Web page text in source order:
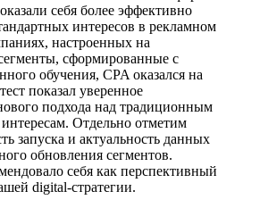
себя более эффективно
интересов в рекламном
настроенных на
сформированные с
обучения, CPA оказался на
показал уверенное
подхода над традиционным
Отдельно отметим
запуска и актуальность данных
обновления сегментов.
себя как перспективный
digital-стратегии.